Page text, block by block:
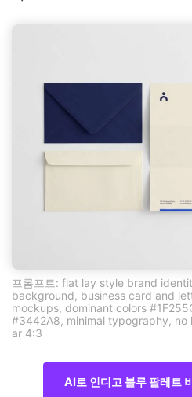
프롬프트: flat lay style brand
background, business card and
mockups, dominant colors
#3442A8, minimal typography, no
ar 4:3
AI로 인디고 블루 팔레트